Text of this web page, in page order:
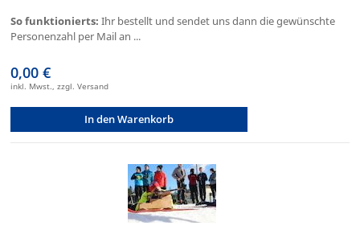
So funktionierts: Ihr bestellt und sendet uns dann die gewünschte
Personenzahl per Mail an ...
0,00 €
inkl. Mwst., zzgl. Versand
In den Warenkorb